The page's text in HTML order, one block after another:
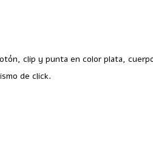
clip y punta en color plata,
de click.